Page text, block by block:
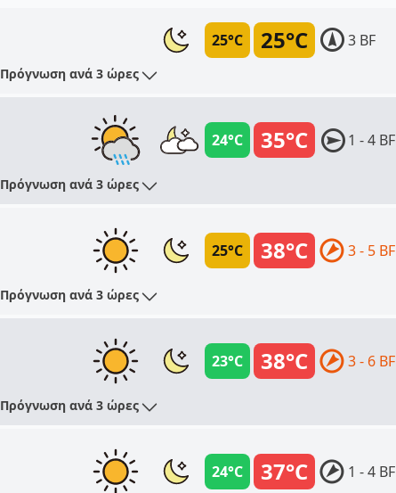
25°C
25°C 3 BF
Πρόγνωση ανά 3 ώρες
35°C
24°C 1 - 4 BF
Πρόγνωση ανά 3 ώρες
38°C
25°C 3 - 5 BF
Πρόγνωση ανά 3 ώρες
38°C
23°C 3 - 6 BF
Πρόγνωση ανά 3 ώρες
37°C
24°C 1 - 4 BF